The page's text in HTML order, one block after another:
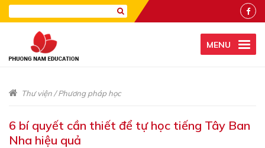
MENU
Thư viện/Phương pháp học
​6 bí quyết cần thiết để tự học tiếng Tây Ban
Nha hiệu quả